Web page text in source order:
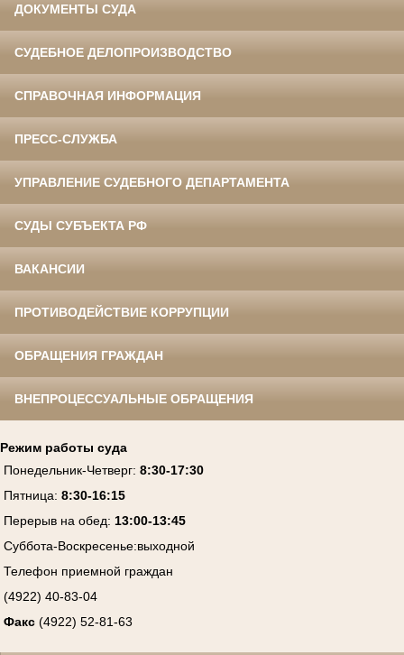
ДОКУМЕНТЫ СУДА
СУДЕБНОЕ ДЕЛОПРОИЗВОДСТВО
СПРАВОЧНАЯ ИНФОРМАЦИЯ
ПРЕСС-СЛУЖБА
УПРАВЛЕНИЕ СУДЕБНОГО ДЕПАРТАМЕНТА
СУДЫ СУБЪЕКТА РФ
ВАКАНСИИ
ПРОТИВОДЕЙСТВИЕ КОРРУПЦИИ
ОБРАЩЕНИЯ ГРАЖДАН
ВНЕПРОЦЕССУАЛЬНЫЕ ОБРАЩЕНИЯ
Режим работы суда
Понедельник-Четверг: 8:30-17:30
Пятница: 8:30-16:15
Перерыв на обед: 13:00-13:45
Суббота-Воскресенье:выходной
Телефон приемной граждан
(4922) 40-83-04
Факс (4922) 52-81-63